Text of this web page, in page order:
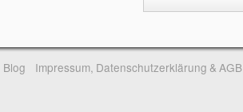
Blog Impressum, Datenschutzerklärung & AGB